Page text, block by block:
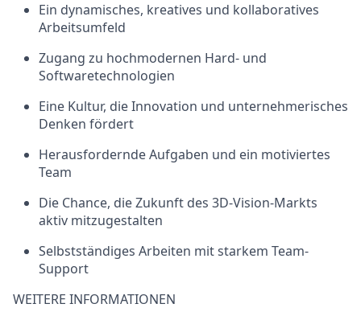
Ein dynamisches, kreatives und kollaboratives
Arbeitsumfeld
Zugang zu hochmodernen Hard- und
Softwaretechnologien
Eine Kultur, die Innovation und unternehmerisches
Denken fördert
Herausfordernde Aufgaben und ein motiviertes
Team
Die Chance, die Zukunft des 3D-Vision-Markts
aktiv mitzugestalten
Selbstständiges Arbeiten mit starkem Team-
Support
WEITERE INFORMATIONEN